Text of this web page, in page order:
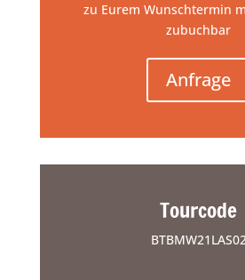
zu Eurem Wunschtermin
zubuchbar
Anfrage
Tourcode